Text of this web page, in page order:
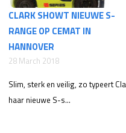
CLARK SHOWT NIEUWE S-
RANGE OP CEMAT IN
HANNOVER
28 March 2018
Slim, sterk en veilig, zo typeert
haar nieuwe S-s...